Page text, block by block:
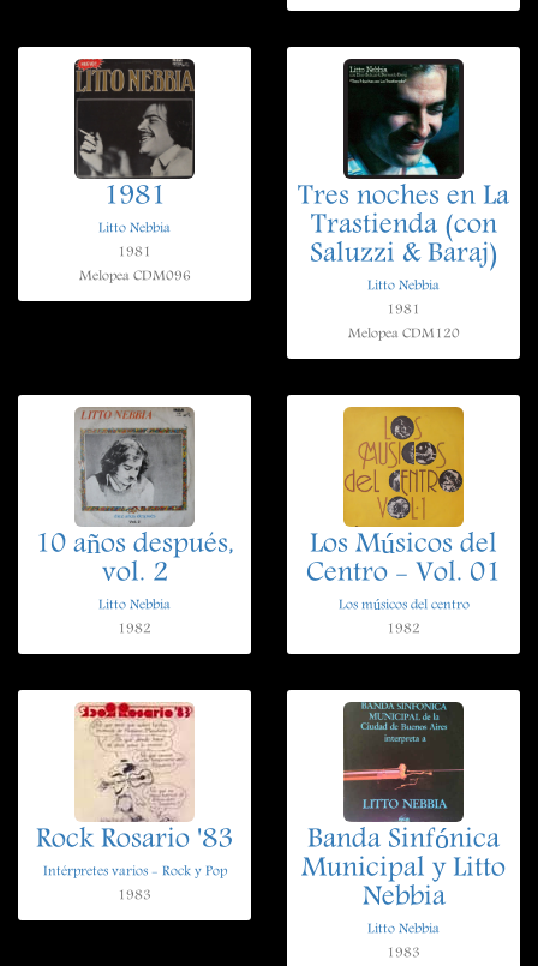
1981
Litto Nebbia
1981
Melopea CDM096
Tres noches en La
Trastienda (con
Saluzzi & Baraj)
Litto Nebbia
1981
Melopea CDM120
10 años después,
vol. 2
Litto Nebbia
1982
Los Músicos del
Centro - Vol. 01
Los músicos del centro
1982
Rock Rosario '83
Intérpretes varios - Rock y Pop
1983
Banda Sinfónica
Municipal y Litto
Nebbia
Litto Nebbia
1983